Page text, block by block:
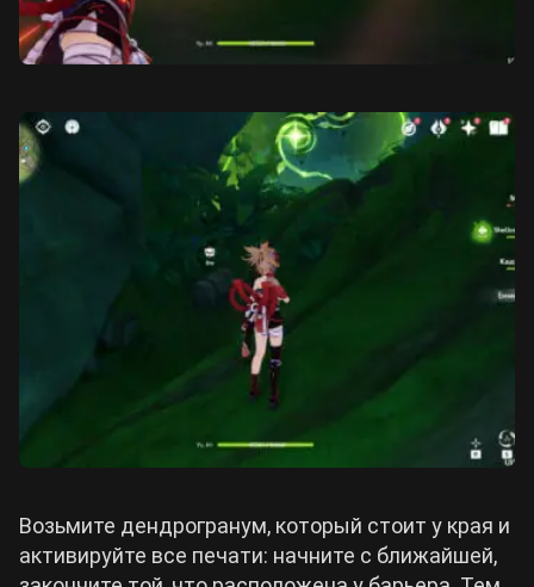
Возьмите дендрогранум, который стоит у края и
активируйте все печати: начните с ближайшей,